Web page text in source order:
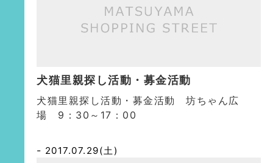
犬猫里親探し活動・募金活動
犬猫里親探し活動・募金活動 坊ちゃん広
場 9：30～17：00
2017.07.29(土)